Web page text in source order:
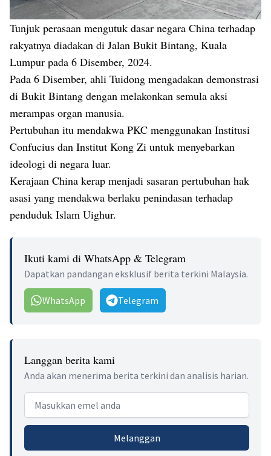
Tunjuk perasaan mengutuk dasar negara China terhadap
rakyatnya diadakan di Jalan Bukit Bintang, Kuala
Lumpur pada 6 Disember, 2024.
Pada 6 Disember, ahli Tuidong mengadakan demonstrasi
di Bukit Bintang dengan melakonkan semula aksi
merampas organ manusia.
Pertubuhan itu mendakwa PKC menggunakan Institusi
Confucius dan Institut Kong Zi untuk menyebarkan
ideologi di negara luar.
Kerajaan China kerap menjadi sasaran pertubuhan hak
asasi yang mendakwa berlaku penindasan terhadap
penduduk Islam Uighur.
Ikuti kami di WhatsApp & Telegram
Dapatkan pandangan eksklusif berita terkini Malaysia.
WhatsApp Telegram
Langgan berita kami
Anda akan menerima berita terkini dan analisis harian.
Email address
Melanggan